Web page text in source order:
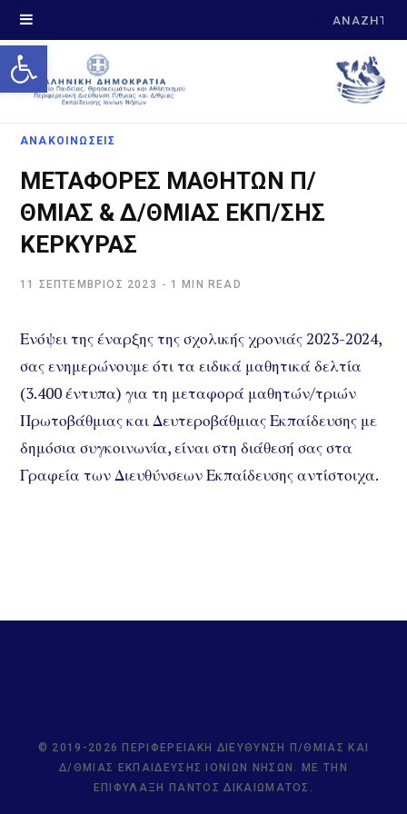
Open toolbar
Search
ΑΝΑΚΟΙΝΩΣΕΙΣ
ΜΕΤΑΦΟΡΕΣ ΜΑΘΗΤΩΝ Π/
ΘΜΙΑΣ & Δ/ΘΜΙΑΣ ΕΚΠ/ΣΗΣ
ΚΕΡΚΥΡΑΣ
11 ΣΕΠΤΈΜΒΡΙΟΣ 2023 1 MIN READ
Ενόψει της έναρξης της σχολικής χρονιάς 2023-2024,
σας ενημερώνουμε ότι τα ειδικά μαθητικά δελτία
(3.400 έντυπα) για τη μεταφορά μαθητών/τριών
Πρωτοβάθμιας και Δευτεροβάθμιας Εκπαίδευσης με
δημόσια συγκοινωνία, είναι στη διάθεσή σας στα
Γραφεία των Διευθύνσεων Εκπαίδευσης αντίστοιχα.
© 2019-2026 ΠΕΡΙΦΕΡΕΙΑΚΉ ΔΙΕΎΘΥΝΣΗ Π/ΘΜΙΑΣ ΚΑΙ
Δ/ΘΜΙΑΣ ΕΚΠΑΊΔΕΥΣΗΣ ΙΟΝΊΩΝ ΝΉΣΩΝ. ΜΕ ΤΗΝ
ΕΠΙΦΎΛΑΞΗ ΠΑΝΤΌΣ ΔΙΚΑΙΏΜΑΤΟΣ.